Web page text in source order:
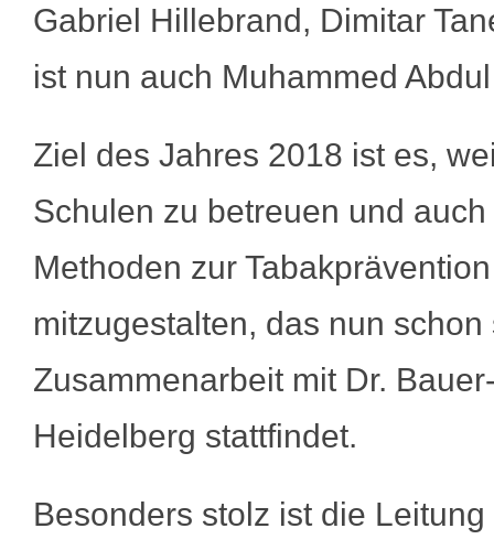
Gabriel Hillebrand, Dimitar
ist nun auch Muhammed
Ziel des Jahres 2018 ist es,
Schulen zu betreuen und
Methoden zur
mitzugestalten, das nun
Zusammenarbeit mit Dr.
Heidelberg stattfindet.
Besonders stolz ist die